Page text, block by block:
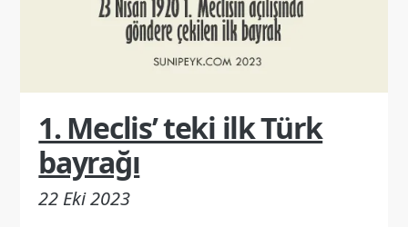
1. Meclis’ teki ilk Türk
bayrağı
22 Eki 2023